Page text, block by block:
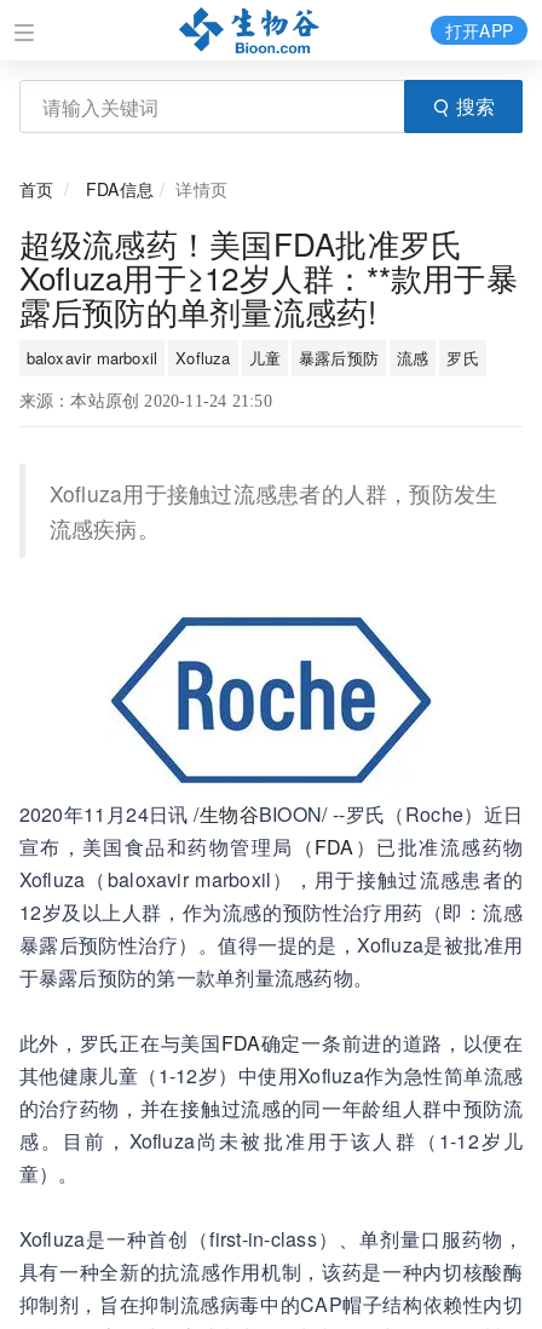
搜索
打开APP
首页 FDA信息 详情页
超级流感药！美国FDA批准罗氏
Xofluza用于≥12岁人群：**款用于暴
露后预防的单剂量流感药!
baloxavir marboxil Xofluza 儿童 暴露后预防 流感 罗氏
来源：本站原创 2020-11-24 21:50
Xofluza用于接触过流感患者的人群，预防发生
流感疾病。
2020年11月24日讯 /生物谷BIOON/ --罗氏（Roche）近日
宣布，美国食品和药物管理局（FDA）已批准流感药物
Xofluza（baloxavir marboxil），用于接触过流感患者的
12岁及以上人群，作为流感的预防性治疗用药（即：流感
暴露后预防性治疗）。值得一提的是，Xofluza是被批准用
于暴露后预防的第一款单剂量流感药物。
此外，罗氏正在与美国FDA确定一条前进的道路，以便在
其他健康儿童（1-12岁）中使用Xofluza作为急性简单流感
的治疗药物，并在接触过流感的同一年龄组人群中预防流
感。目前，Xofluza尚未被批准用于该人群（1-12岁儿
童） 。
Xofluza是一种首创（first-in-class）、单剂量口服药物，
具有一种全新的抗流感作用机制，该药是一种内切核酸酶
抑制剂，旨在抑制流感病毒中的CAP帽子结构依赖性内切